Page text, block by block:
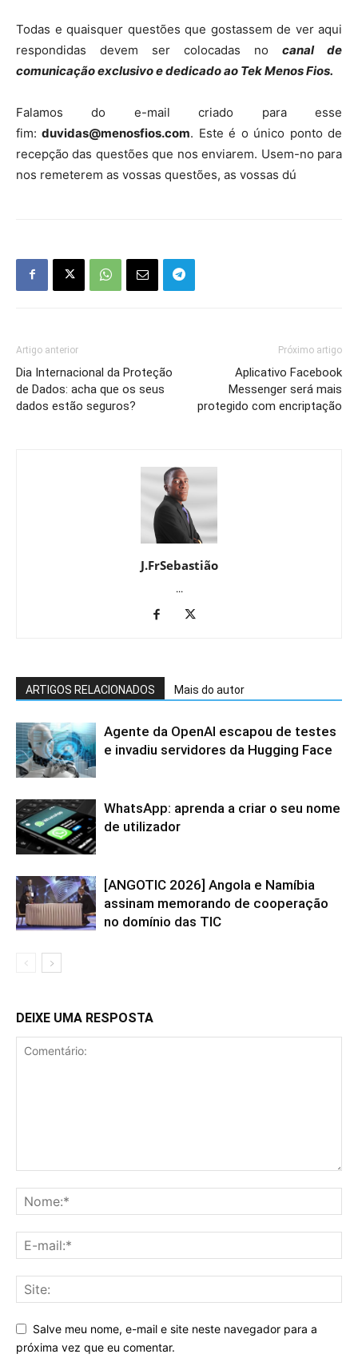
Todas e quaisquer questões que gostassem de ver aqui
respondidas devem ser colocadas no canal de
comunicação exclusivo e dedicado ao Tek Menos Fios.
Falamos do e-mail criado para esse
fim:duvidas@menosfios.com. Este é o único ponto de
recepção das questões que nos enviarem. Usem-no para
nos remeterem as vossas questões, as vossas dú
Artigo anterior
Dia Internacional da Proteção
de Dados: acha que os seus
dados estão seguros?
Próximo artigo
Aplicativo Facebook
Messenger será mais
protegido com encriptação
J.FrSebastião
...
ARTIGOS RELACIONADOS Mais do autor
Agente da OpenAI escapou de testes
e invadiu servidores da Hugging Face
WhatsApp: aprenda a criar o seu nome
de utilizador
[ANGOTIC 2026] Angola e Namíbia
assinam memorando de cooperação
no domínio das TIC
DEIXE UMA RESPOSTA
Salve meu nome, e-mail e site neste navegador para a
próxima vez que eu comentar.